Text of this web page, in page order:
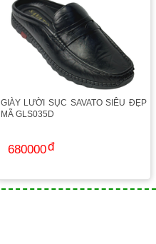
GIÀY LƯỜI SỤC SAVATO SIÊU ĐẸP
MÃ GLS035D
680000